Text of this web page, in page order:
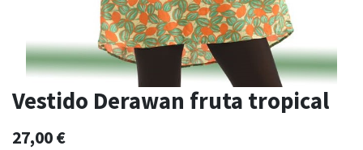
Vestido Derawan fruta tropical
27,00€